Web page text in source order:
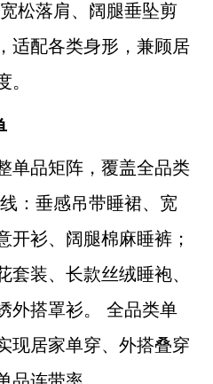
松落肩、阔腿垂坠剪
适配各类身形，兼顾居
。
单品矩阵，覆盖全品类
：垂感吊带睡裙、宽
开衫、阔腿棉麻睡裤；
套装、长款丝绒睡袍、
外搭罩衫。 全品类单
现居家单穿、外搭叠穿